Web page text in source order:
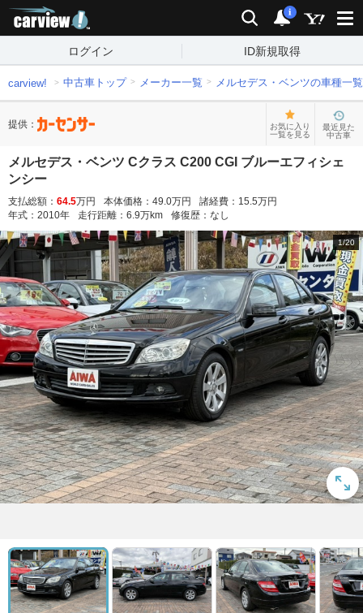
検索 通知
i
ログイン ID新規取得
carview! 中古車トップ メーカー一覧 メルセデス・ベンツの車種一覧
提供：
お気に入り
一覧を見る
最近見た
中古車
メルセデス・ベンツ Cクラス C200 CGI ブルーエフィシェ
ンシー
支払総額： 64.5万円 本体価格： 49.0万円 諸経費： 15.5万円
年式： 2010年 走行距離： 6.9万km 修復歴： なし
1/20